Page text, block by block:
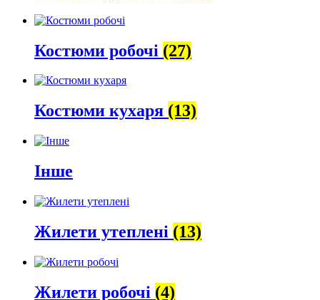
Костюми робочі (27)
Костюми кухаря (13)
Інше
Жилети утеплені (13)
Жилети робочі (4)